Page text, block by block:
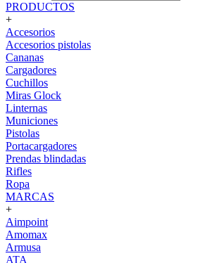
PRODUCTOS
+
Accesorios
Accesorios pistolas
Cananas
Cargadores
Cuchillos
Miras Glock
Linternas
Municiones
Pistolas
Portacargadores
Prendas blindadas
Rifles
Ropa
MARCAS
+
Aimpoint
Amomax
Armusa
ATA